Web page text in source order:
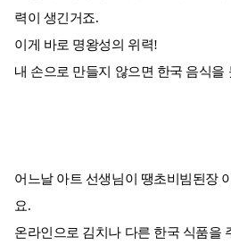
력이 생긴거죠.
이게 바로 명왕성의 위력!
내 손으로 만들지 않으면 한국 음식을
어느날 아트 선생님이 땡초비빔된장
요.
온라인으로 김치나 다른 한국 식품을